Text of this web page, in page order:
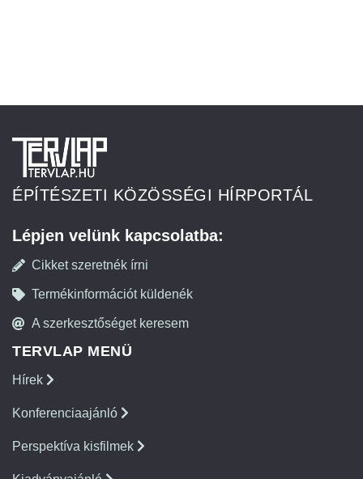
ÉPÍTÉSZETI KÖZÖSSÉGI HÍRPORTÁL
Lépjen velünk kapcsolatba:
Cikket szeretnék írni
Termékinformációt küldenék
A szerkesztőséget keresem
TERVLAP MENÜ
Hírek
Konferenciaajánló
Perspektíva kisfilmek